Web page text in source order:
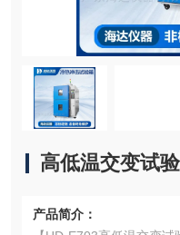
高低温交变试
产品简介：